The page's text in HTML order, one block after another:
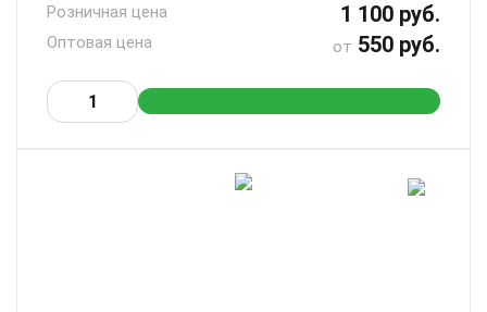
Розничная цена 1 100 руб.
Оптовая цена от 550 руб.